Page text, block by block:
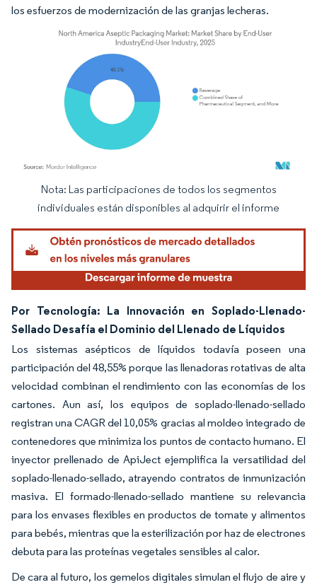
los esfuerzos de modernización de las granjas lecheras.
Imagen © Mordor Intelligence. El uso requiere atribución según CC BY 4.0.
Nota: Las participaciones de todos los segmentos
individuales están disponibles al adquirir el informe
Por Tecnología: La Innovación en Soplado-Llenado-
Sellado Desafía el Dominio del Llenado de Líquidos
Los sistemas asépticos de líquidos todavía poseen una
participación del 48,55% porque las llenadoras rotativas de alta
velocidad combinan el rendimiento con las economías de los
cartones. Aun así, los equipos de soplado-llenado-sellado
registran una CAGR del 10,05% gracias al moldeo integrado de
contenedores que minimiza los puntos de contacto humano. El
inyector prellenado de ApiJect ejemplifica la versatilidad del
soplado-llenado-sellado, atrayendo contratos de inmunización
masiva. El formado-llenado-sellado mantiene su relevancia
para los envases flexibles en productos de tomate y alimentos
para bebés, mientras que la esterilización por haz de electrones
debuta para las proteínas vegetales sensibles al calor.
De cara al futuro, los gemelos digitales simulan el flujo de aire y